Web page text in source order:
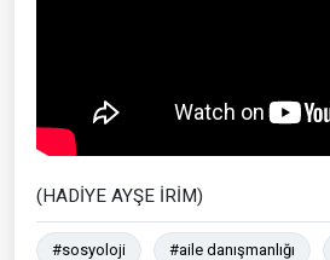
(HADİYE AYŞE İRİM)
#sosyoloji #aile danışmanlığı